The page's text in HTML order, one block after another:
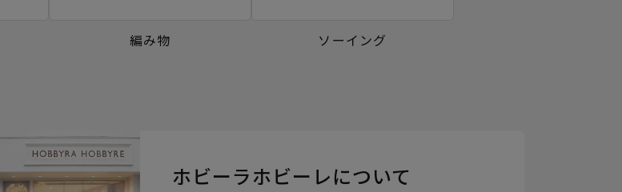
編み物 ソーイング
ホビーラホビーレについて